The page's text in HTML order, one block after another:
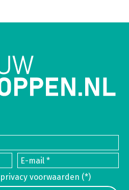
privacy voorwaarden (*)